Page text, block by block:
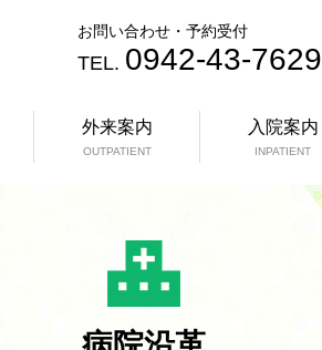
お問い合わせ・予約受付
TEL. 0942-43-7629
外来案内
OUTPATIENT
入院案内
INPATIENT